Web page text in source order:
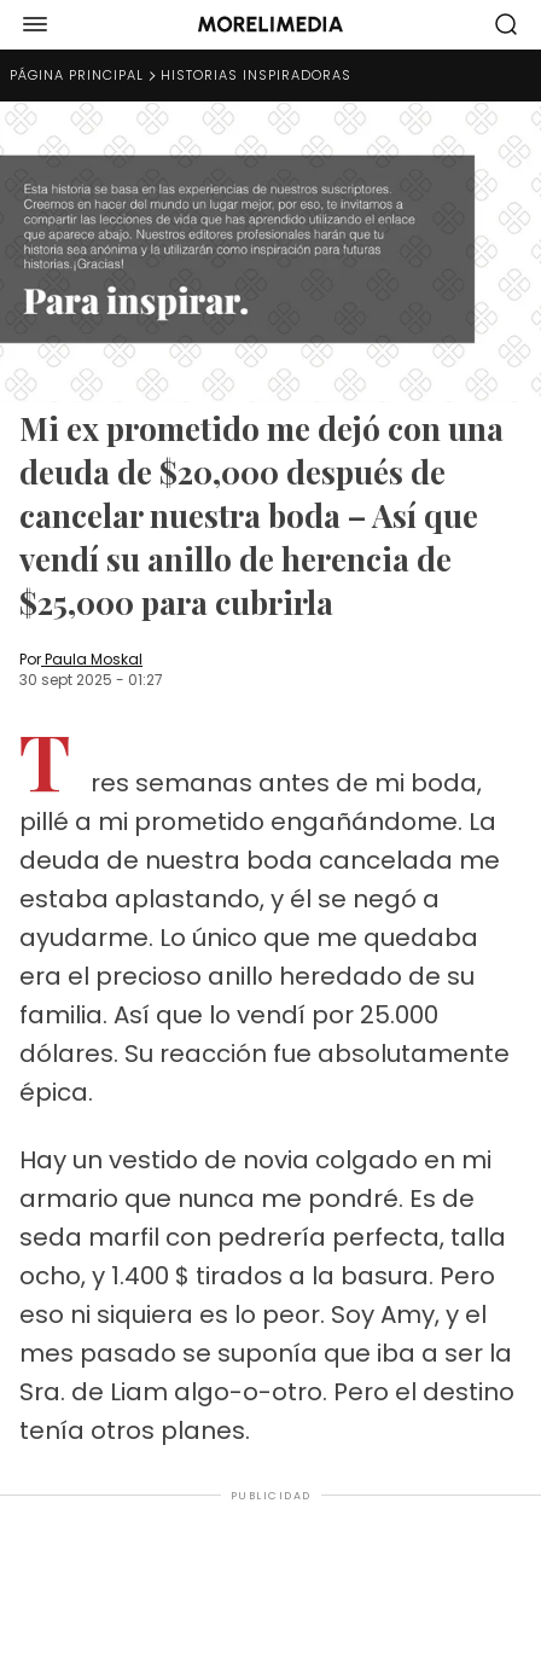
PÁGINA PRINCIPAL HISTORIAS INSPIRADORAS
Mi ex prometido me dejó con una
deuda de $20,000 después de
cancelar nuestra boda – Así que
vendí su anillo de herencia de
$25,000 para cubrirla
PorPaula Moskal
30 sept 2025 - 01:27
T
res semanas antes de mi boda,
pillé a mi prometido engañándome. La
deuda de nuestra boda cancelada me
estaba aplastando, y él se negó a
ayudarme. Lo único que me quedaba
era el precioso anillo heredado de su
familia. Así que lo vendí por 25.000
dólares. Su reacción fue absolutamente
épica.
Hay un vestido de novia colgado en mi
armario que nunca me pondré. Es de
seda marfil con pedrería perfecta, talla
ocho, y 1.400 $ tirados a la basura. Pero
eso ni siquiera es lo peor. Soy Amy, y el
mes pasado se suponía que iba a ser la
Sra. de Liam algo-o-otro. Pero el destino
tenía otros planes.
PUBLICIDAD